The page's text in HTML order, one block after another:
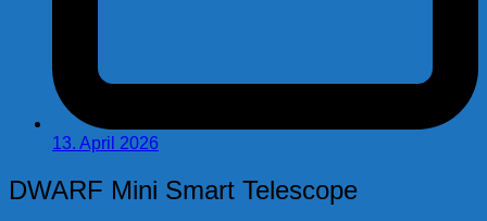
13. April 2026
DWARF Mini Smart Telescope